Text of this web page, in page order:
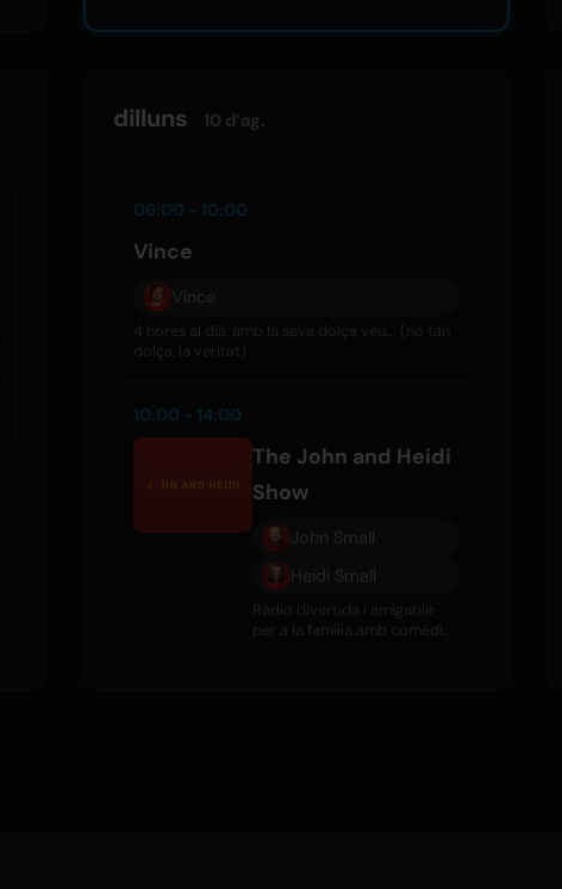
dilluns 10 d’ag.
06:00 - 10:00
Vince
Vince
4 hores al dia, amb la seva dolça veu... (no tan
dolça, la veritat)
10:00 - 14:00
The John and Heidi
Show
John Small
Heidi Small
Ràdio divertida i amigable
per a la família amb comèdia,